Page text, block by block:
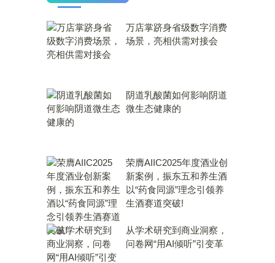
万店掌跻身省级数字消费
场景，亮相供需对接会
​阴道乳酸菌如何影响阴道
微生态健康的
荣膺AIIC2025年度酒业创
新案例，振东五和养生酒
以“药食同源”理念引领养
生酒赛道突破!
从学术研究到商业洞察，
问卷网“用AI倾听”引变革